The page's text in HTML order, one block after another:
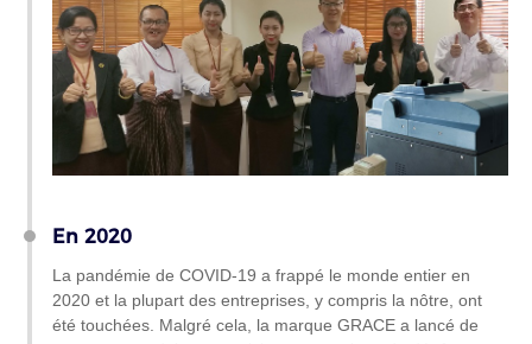
En 2020
La pandémie de COVID-19 a frappé le monde entier en
2020 et la plupart des entreprises, y compris la nôtre, ont
été touchées. Malgré cela, la marque GRACE a lancé de